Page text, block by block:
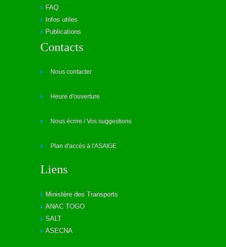
FAQ
Infos utiles
Publications
Contacts
Nous contacter
Heure d'ouverture
Nous écrire / Vos suggestions
Plan d'accès à l'ASAIGE
Liens
Ministère des Transports
ANAC TOGO
SALT
ASECNA